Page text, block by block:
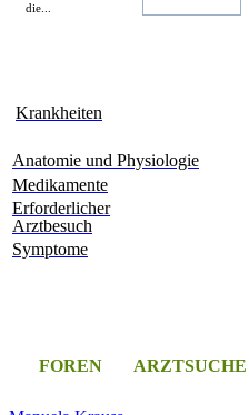
die...
Krankheiten
Anatomie und Physiologie
Medikamente
Erforderlicher
Arztbesuch
Symptome
FOREN ARZTSUCHE